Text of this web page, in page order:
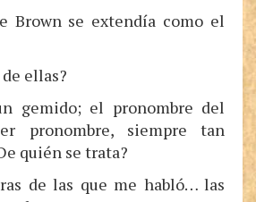
Brown se extendía como el
ellas?
gemido; el pronombre del
pronombre, siempre tan
quién se trata?
de las que me habló… las